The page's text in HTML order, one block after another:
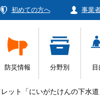
初めての方へ 事業
防災情報 分野別 目
ット「にいがたけんの下水道